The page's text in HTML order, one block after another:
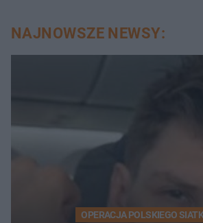
NAJNOWSZE NEWSY:
OPERACJA POLSKIEGO